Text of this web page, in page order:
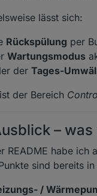
lässt sich:
Rückspülung per
Wartungsmodus
der Tages-
der Bereich
–
README habe ich
sind bereits
/